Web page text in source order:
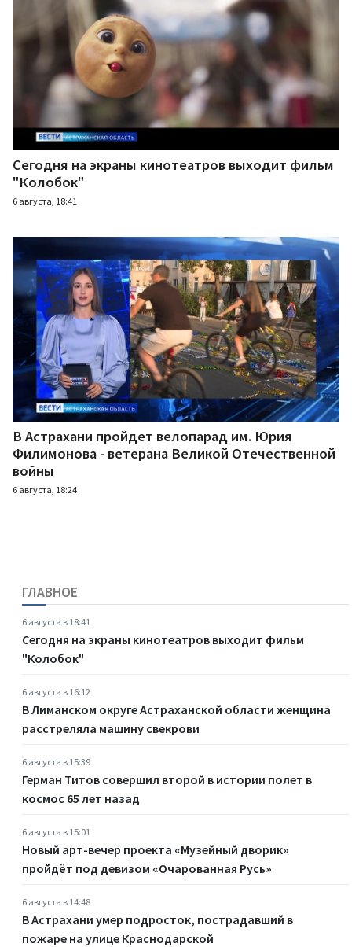
Сегодня на экраны кинотеатров выходит фильм
"Колобок"
6 августа, 18:41
В Астрахани пройдет велопарад им. Юрия
Филимонова - ветерана Великой Отечественной
войны
6 августа, 18:24
ГЛАВНОЕ
6 августа в 18:41
Сегодня на экраны кинотеатров выходит фильм
"Колобок"
6 августа в 16:12
В Лиманском округе Астраханской области женщина
расстреляла машину свекрови
6 августа в 15:39
Герман Титов совершил второй в истории полет в
космос 65 лет назад
6 августа в 15:01
Новый арт-вечер проекта «Музейный дворик»
пройдёт под девизом «Очарованная Русь»
6 августа в 14:48
В Астрахани умер подросток, пострадавший в
пожаре на улице Краснодарской